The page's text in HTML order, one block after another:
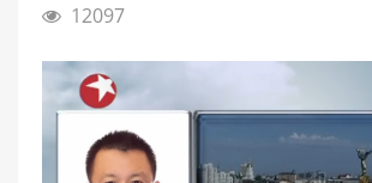
12097